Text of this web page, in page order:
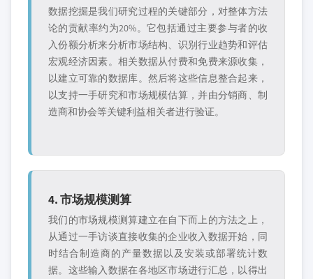
数据挖掘是我们研究过程的关键部分，对整体方法
论的贡献率约为20%。它包括通过主要参与者的收
入份额分析来分析市场结构、识别行业趋势和评估
宏观经济因素。相关数据从付费和免费来源收集，
以建立可靠的数据库。然后将这些信息整合起来，
以支持一手研究和市场规模估算，并由分销商、制
造商和协会等关键利益相关者进行验证。
4. 市场规模测算
我们的市场规模测算建立在自下而上的方法之上，
从通过一手访谈直接收集的企业收入数据开始，同
时结合制造商的产量数据以及安装或部署统计数
据。这些输入数据在各地区市场进行汇总，以得出